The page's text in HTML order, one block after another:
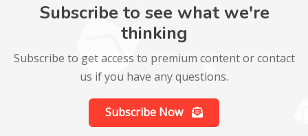
Subscribe to see what we're
thinking
Subscribe to get access to premium content or contact
us if you have any questions.
Subscribe Now